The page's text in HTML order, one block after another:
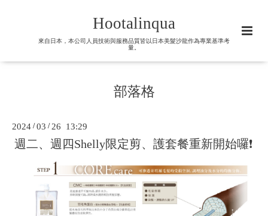
Hootalinqua
來自日本，本公司人員技術與服務品質皆以日本美髮沙龍作為專業基準考
量。
部落格
2024 /03 / 26 13:29
週二、週四Shelly限定剪、護套餐重新開始囉❗️